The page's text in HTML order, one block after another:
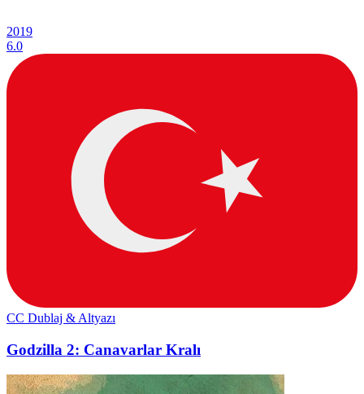
2019
6.0
CC Dublaj & Altyazı
Godzilla 2: Canavarlar Kralı